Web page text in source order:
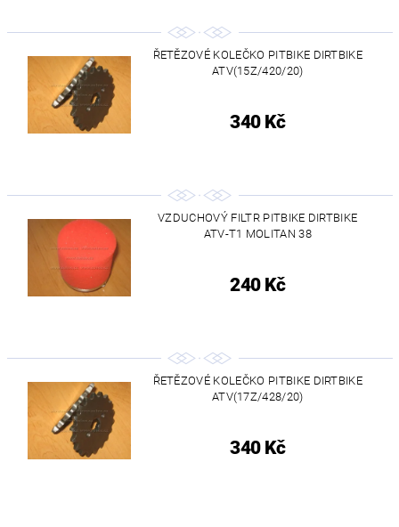
ŘETĚZOVÉ KOLEČKO PITBIKE DIRTBIKE
ATV(15Z/420/20)
340 Kč
VZDUCHOVÝ FILTR PITBIKE DIRTBIKE
ATV-T1 MOLITAN 38
240 Kč
ŘETĚZOVÉ KOLEČKO PITBIKE DIRTBIKE
ATV(17Z/428/20)
340 Kč